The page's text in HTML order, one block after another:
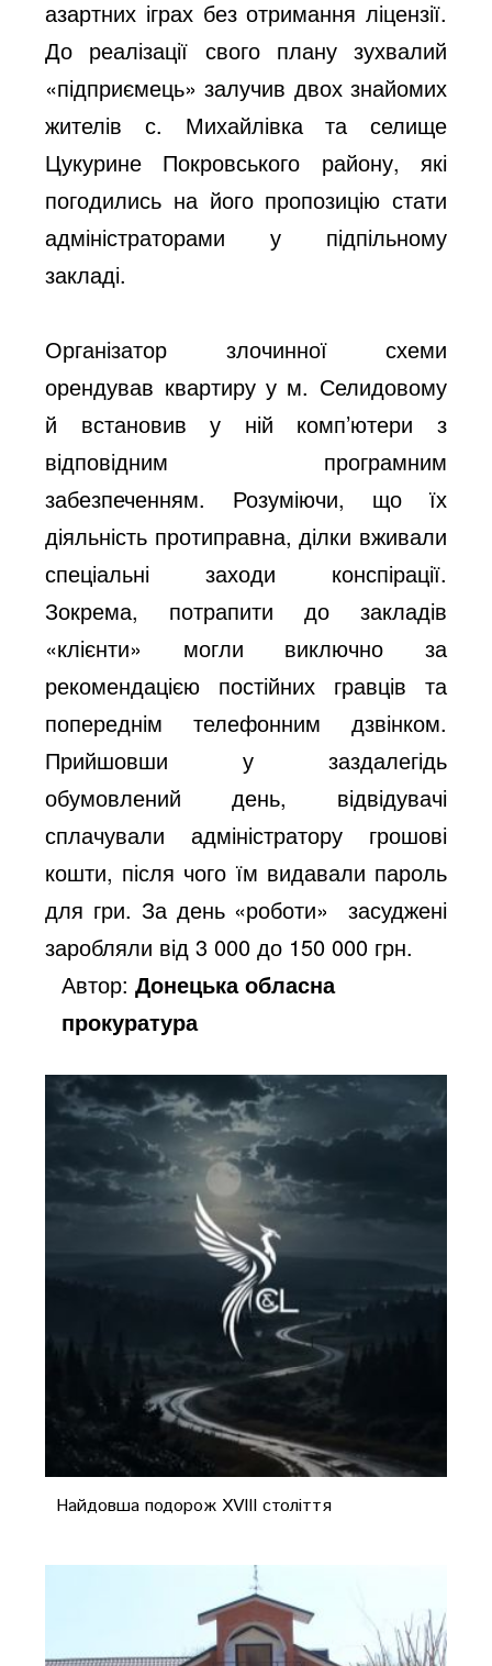
азартних іграх без отримання ліцензії.
До реалізації свого плану зухвалий
«підприємець» залучив двох знайомих
жителів с. Михайлівка та селище
Цукурине Покровського району, які
погодились на його пропозицію стати
адміністраторами у підпільному
закладі.
Організатор злочинної схеми
орендував квартиру у м. Селидовому
й встановив у ній комп’ютери з
відповідним програмним
забезпеченням. Розуміючи, що їх
діяльність протиправна, ділки вживали
спеціальні заходи конспірації.
Зокрема, потрапити до закладів
«клієнти» могли виключно за
рекомендацією постійних гравців та
попереднім телефонним дзвінком.
Прийшовши у заздалегідь
обумовлений день, відвідувачі
сплачували адміністратору грошові
кошти, після чого їм видавали пароль
для гри. За день «роботи» засуджені
заробляли від 3 000 до 150 000 грн.
Автор:Донецька обласна
прокуратура
Найдовша подорож XVIII століття